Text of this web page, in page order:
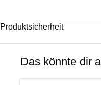
Produktsicherheit
Das könnte dir